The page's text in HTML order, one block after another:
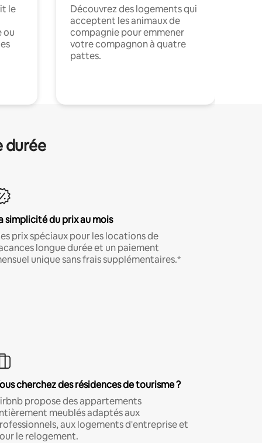
le
ou
Découvrez des logements qui
acceptent les animaux de
compagnie pour emmener
votre compagnon à quatre
pattes.
durée
simplicité du prix au mois
prix spéciaux pour les locations de
longue durée et un paiement
unique sans frais supplémentaires.*
cherchez des résidences de tourisme ?
propose des appartements
meublés adaptés aux
aux logements d'entreprise et
le relogement.